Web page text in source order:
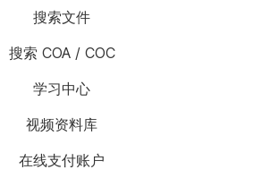
搜索文件
搜索 COA / COC
学习中心
视频资料库
在线支付账户